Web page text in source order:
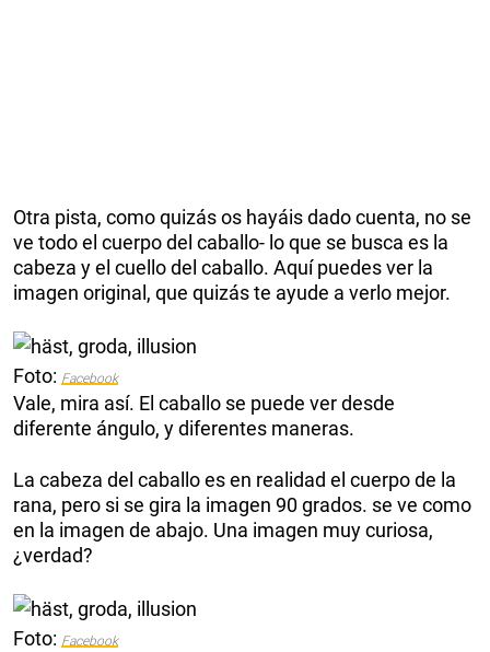
Otra pista, como quizás os hayáis dado cuenta, no se
ve todo el cuerpo del caballo- lo que se busca es la
cabeza y el cuello del caballo. Aquí puedes ver la
imagen original, que quizás te ayude a verlo mejor.
Foto: Facebook
Vale, mira así. El caballo se puede ver desde
diferente ángulo, y diferentes maneras.
La cabeza del caballo es en realidad el cuerpo de la
rana, pero si se gira la imagen 90 grados. se ve como
en la imagen de abajo. Una imagen muy curiosa,
¿verdad?
Foto: Facebook